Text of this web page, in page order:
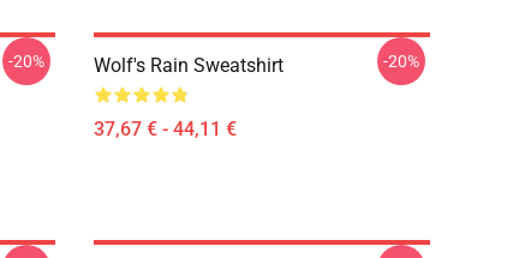
-20% Wolf's Rain Sweatshirt
37,67 € - 44,11 €
-20%